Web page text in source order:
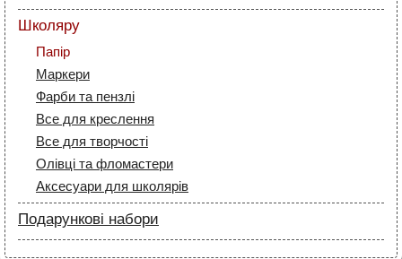
Лайнери (рапідографи)
Аксесуари для дизайнерів
Олівці
Полотна та папір
Пензлі й мастихіни
Мольберти і етюдники
Рапідографи і лайнери
Аксесуари для художників
Папір
Лайнери
Маркери
Олівці
Все для креслення
Аксесуари для студентів
Школяру
Папір
Маркери
Фарби та пензлі
Все для креслення
Все для творчості
Олівці та фломастери
Аксесуари для школярів
Подарункові набори
Олівці